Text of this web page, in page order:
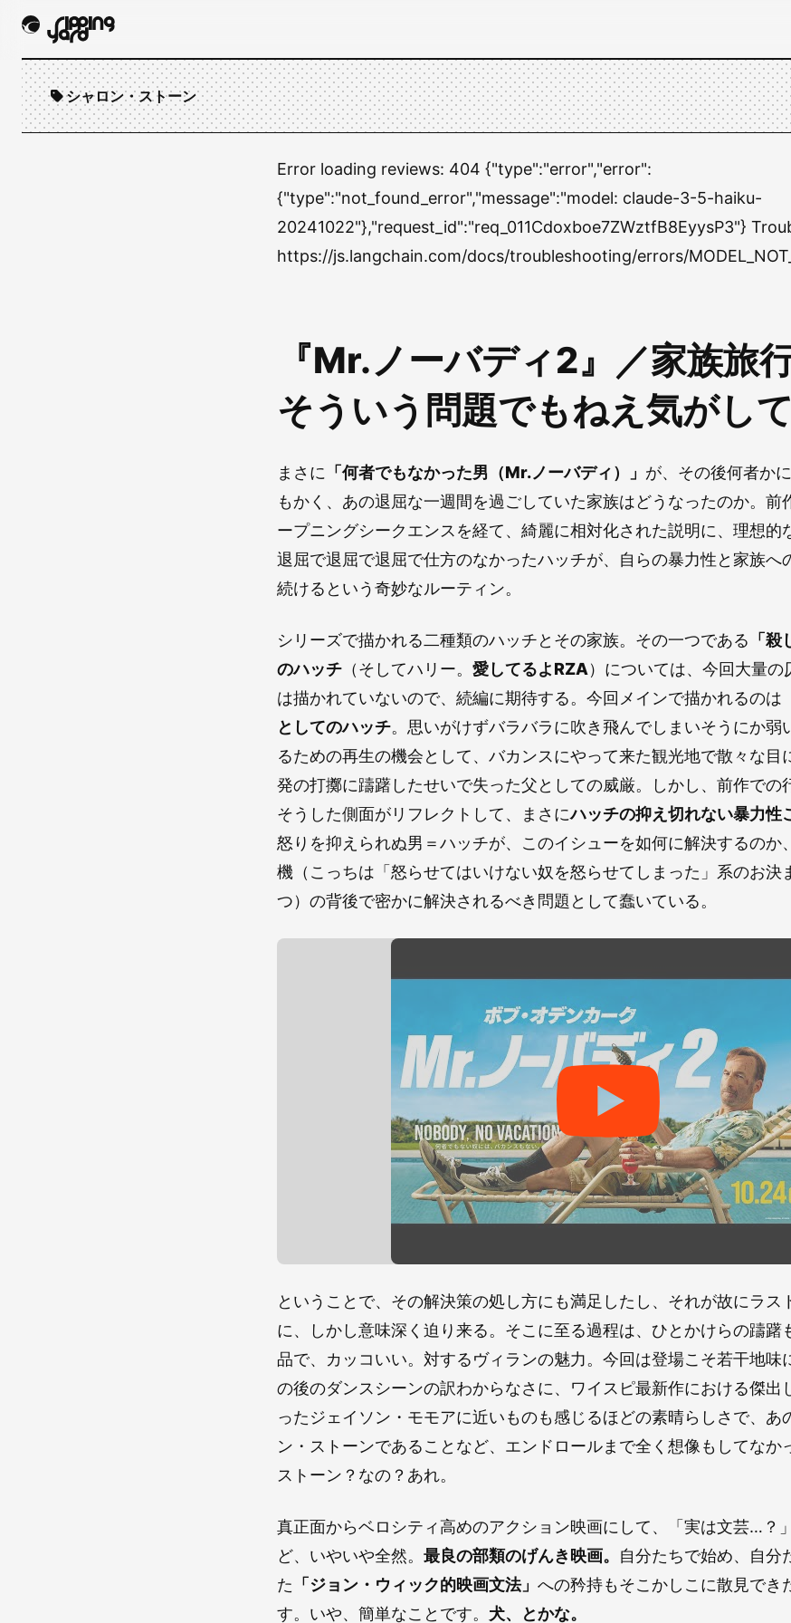
シャロン・ストーン
Error loading reviews: 404 {"type":"error","error":
{"type":"not_found_error","message":"model: claude-3-5-haiku-
20241022"},"request_id":"req_011Cdoxboe7ZWztfB8EyysP3"}
https://js.langchain.com/docs/troubleshooting/errors/
『Mr.ノーバディ2』／家族旅
そういう問題でもねえ気がし
まさに 「何者でもなかった男（Mr.ノーバディ）」 が、その後何者か
もかく、あの退屈な一週間を過ごしていた家族はどうなったのか。前
ープニングシークエンスを経て、綺麗に相対化された説明に、理想的
退屈で退屈で退屈で仕方のなかったハッチが、自らの暴力性と家族へ
続けるという奇妙なルーティン。
シリーズで描かれる二種類のハッチとその家族。その一つである 「
のハッチ （そしてハリー。 愛してるよRZA）については、今回大量の
は描かれていないので、続編に期待する。今回メインで描かれるのは
としてのハッチ。思いがけずバラバラに吹き飛んでしまいそうにか弱
るための再生の機会として、バカンスにやって来た観光地で散々な目
発の打擲に躊躇したせいで失った父としての威厳。しかし、前作での
そうした側面がリフレクトして、まさにハッチの抑え切れない暴力性
怒りを抑えられぬ男＝ハッチが、このイシューを如何に解決するのか
機（こっちは「怒らせてはいけない奴を怒らせてしまった」系のお決
つ）の背後で密かに解決されるべき問題として蠢いている。
ということで、その解決策の処し方にも満足したし、それが故にラス
に、しかし意味深く迫り来る。そこに至る過程は、ひとかけらの躊躇
品で、カッコいい。対するヴィランの魅力。今回は登場こそ若干地味
の後のダンスシーンの訳わからなさに、ワイスピ最新作における傑出
ったジェイソン・モモアに近いものも感じるほどの素晴らしさで、あ
ン・ストーンであることなど、エンドロールまで全く想像もしてなか
ストーン？なの？あれ。
真正面からベロシティ高めのアクション映画にして、「実は文芸…？
ど、いやいや全然。 最良の部類のげんき映画。 自分たちで始め、自分
た 「ジョン・ウィック的映画文法」 への矜持もそこかしこに散見でき
す。いや、簡単なことです。 犬、とかな。